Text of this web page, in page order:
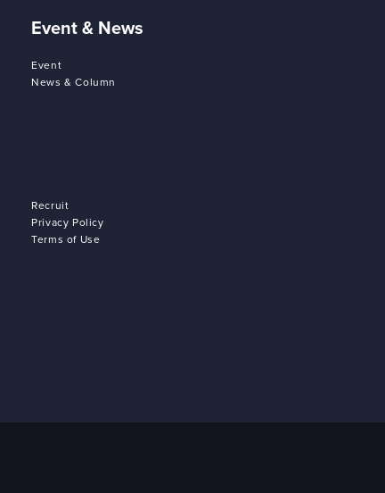
Event & News
Event
News & Column
Recruit
Privacy Policy
Terms of Use